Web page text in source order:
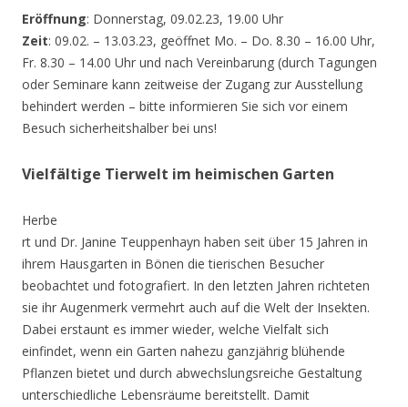
Eröffnung: Donnerstag, 09.02.23, 19.00 Uhr
Zeit: 09.02. – 13.03.23, geöffnet Mo. – Do. 8.30 – 16.00 Uhr,
Fr. 8.30 – 14.00 Uhr und nach Vereinbarung (durch Tagungen
oder Seminare kann zeitweise der Zugang zur Ausstellung
behindert werden – bitte informieren Sie sich vor einem
Besuch sicherheitshalber bei uns!
Vielfältige Tierwelt im heimischen Garten
Herbe
rt und Dr. Janine Teuppenhayn haben seit über 15 Jahren in
ihrem Hausgarten in Bönen die tierischen Besucher
beobachtet und fotografiert. In den letzten Jahren richteten
sie ihr Augenmerk vermehrt auch auf die Welt der Insekten.
Dabei erstaunt es immer wieder, welche Vielfalt sich
einfindet, wenn ein Garten nahezu ganzjährig blühende
Pflanzen bietet und durch abwechslungsreiche Gestaltung
unterschiedliche Lebensräume bereitstellt. Damit